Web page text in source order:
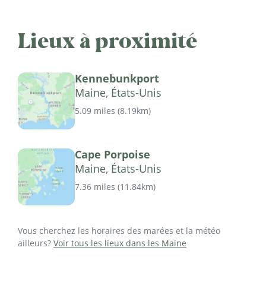
Lieux à proximité
Kennebunkport
Maine, États-Unis
5.09 miles (8.19km)
Cape Porpoise
Maine, États-Unis
7.36 miles (11.84km)
Vous cherchez les horaires des marées et la météo
ailleurs? Voir tous les lieux dans les Maine